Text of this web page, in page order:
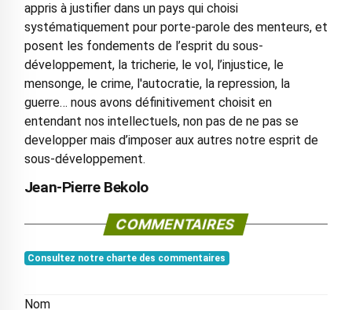
appris à justifier dans un pays qui choisi
systématiquement pour porte-parole des menteurs, et
posent les fondements de l’esprit du sous-
développement, la tricherie, le vol, l’injustice, le
mensonge, le crime, l'autocratie, la repression, la
guerre… nous avons définitivement choisit en
entendant nos intellectuels, non pas de ne pas se
developper mais d’imposer aux autres notre esprit de
sous-développement.
Jean-Pierre Bekolo
COMMENTAIRES
Consultez notre charte des commentaires
Nom